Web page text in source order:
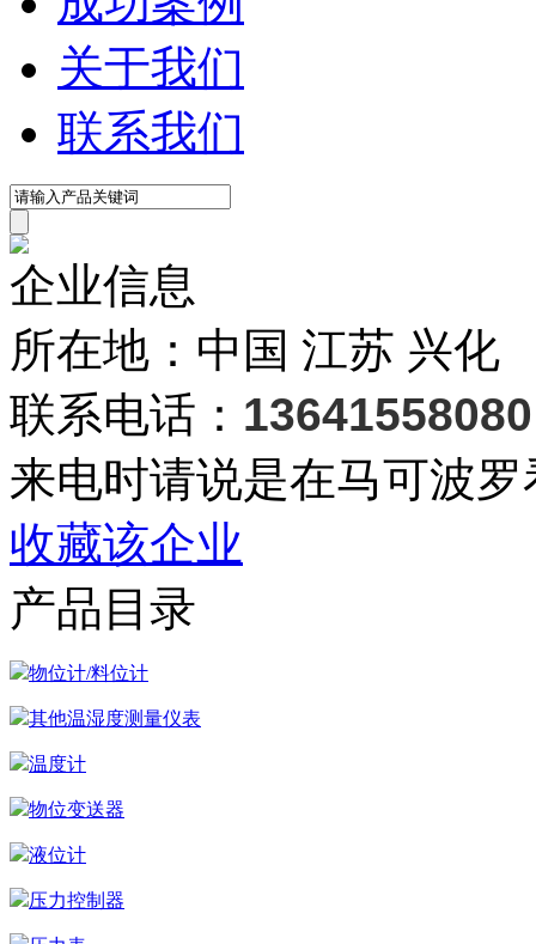
关于我们
联系我们
企业信息
所在地：中国 江苏 兴化
联系电话： 13641558080
来电时请说是在马可波
收藏该企业
产品目录
物位计/料位计
其他温湿度测量仪表
温度计
物位变送器
液位计
压力控制器